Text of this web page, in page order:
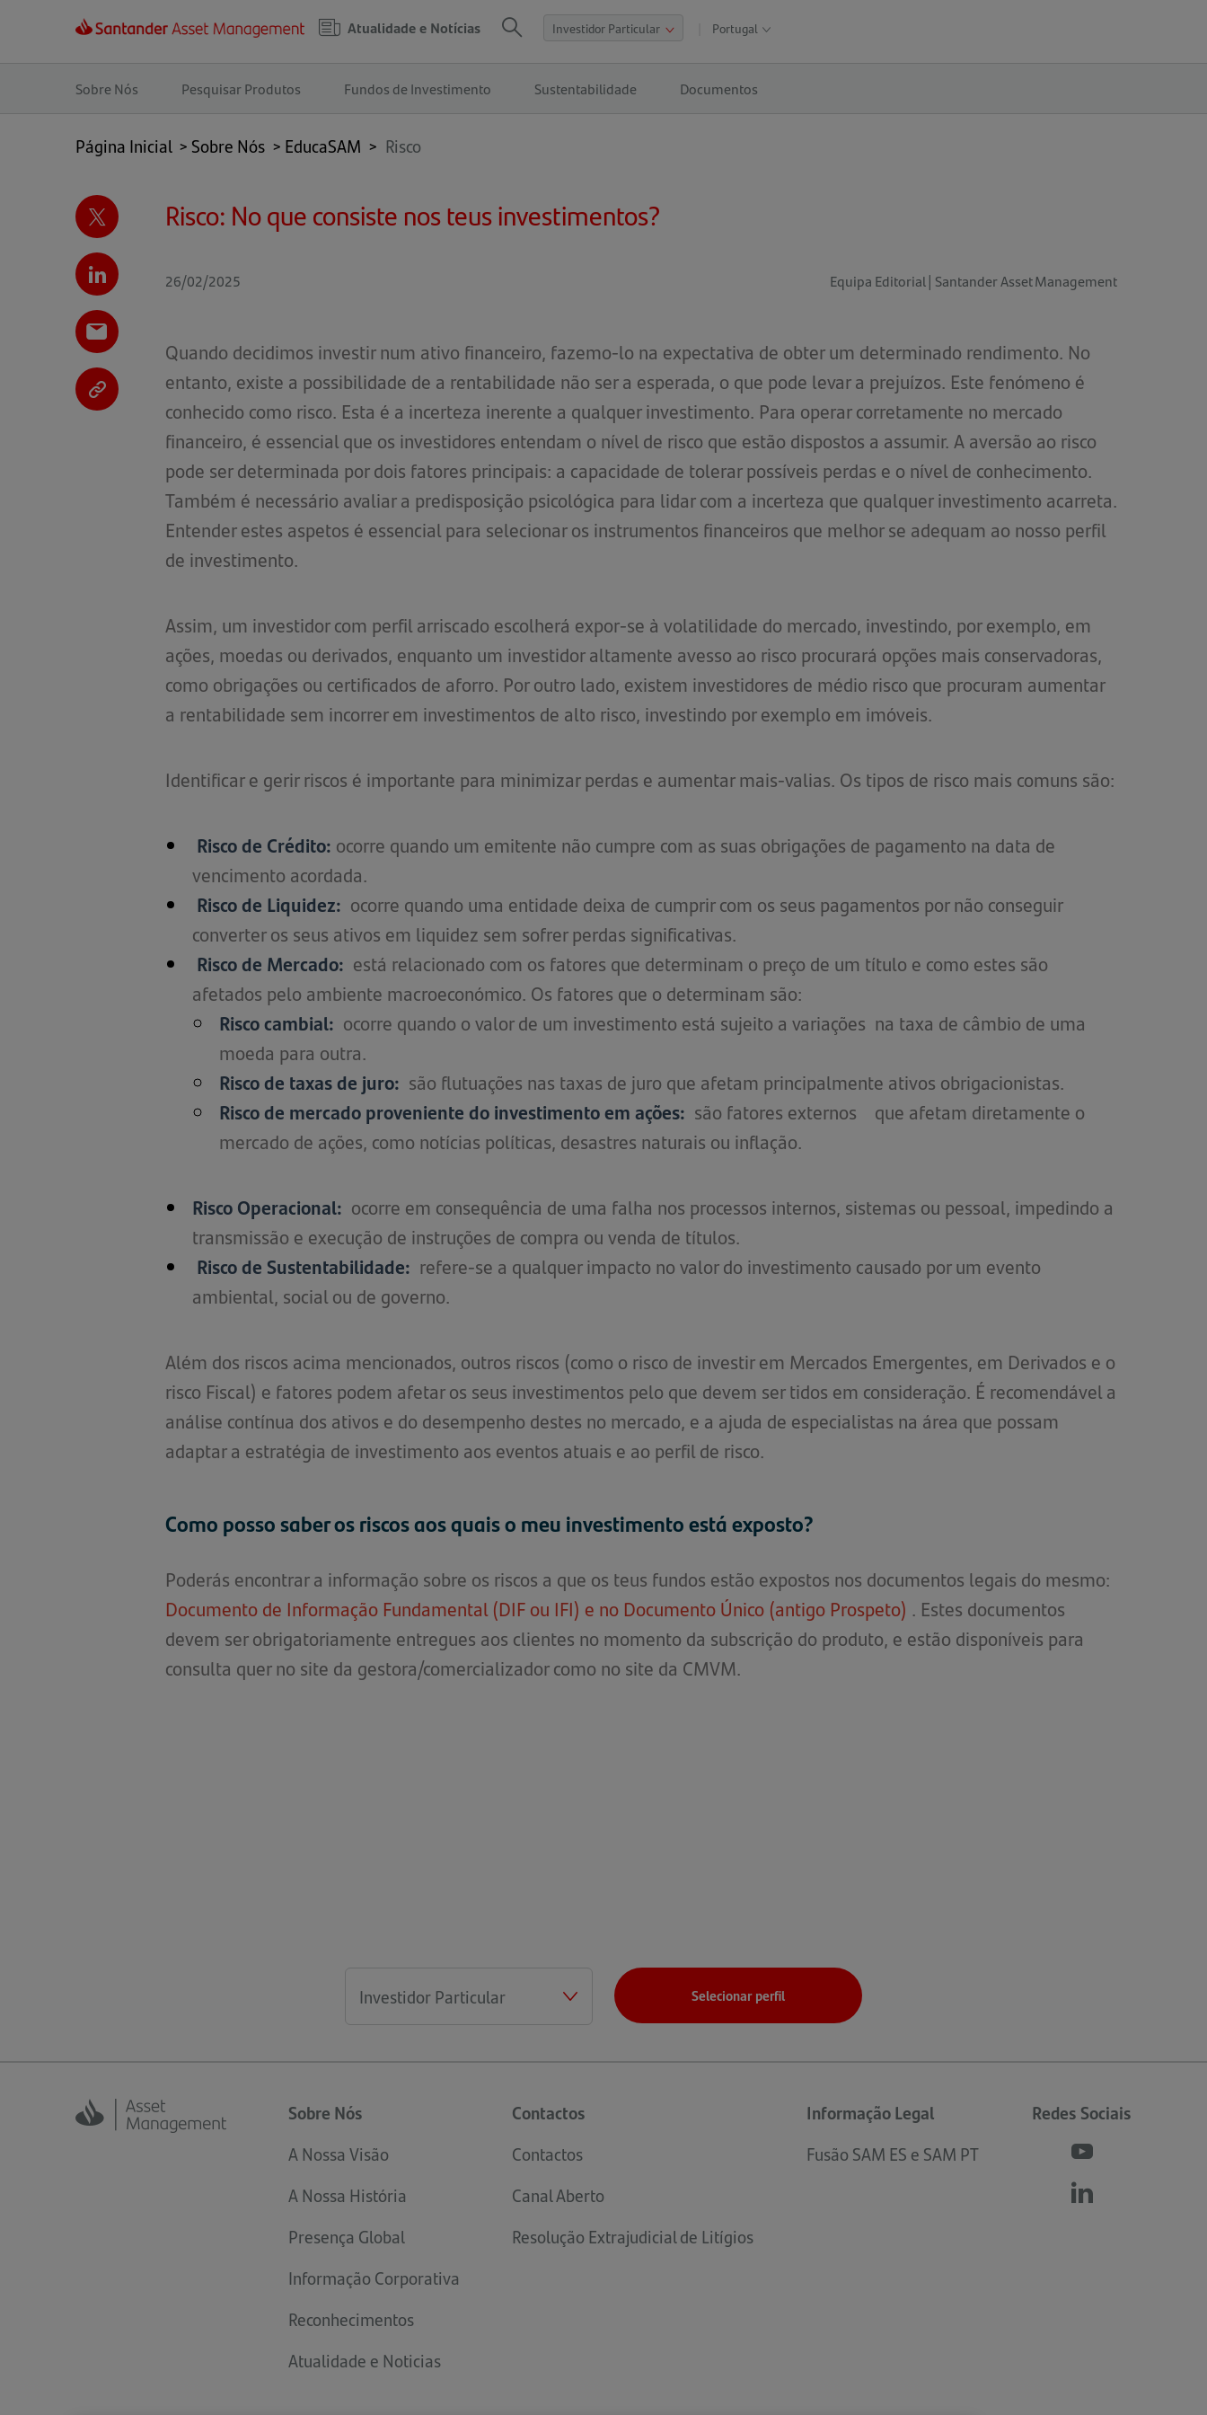
Atualidade e Notícias
Portugal
Abrir
Sobre Nós Pesquisar Produtos Fundos de Investimento Sustentabilidade Documentos
Página Inicial > Sobre Nós > EducaSAM > Risco
Risco: No que consiste nos teus investimentos?
26/02/2025 Equipa Editorial | Santander Asset Management
Quando decidimos investir num ativo financeiro, fazemo-lo na expectativa de obter um determinado rendimento. No
entanto, existe a possibilidade de a rentabilidade não ser a esperada, o que pode levar a prejuízos. Este fenómeno é
conhecido como risco. Esta é a incerteza inerente a qualquer investimento. Para operar corretamente no mercado
financeiro, é essencial que os investidores entendam o nível de risco que estão dispostos a assumir. A aversão ao risco
pode ser determinada por dois fatores principais: a capacidade de tolerar possíveis perdas e o nível de conhecimento.
Também é necessário avaliar a predisposição psicológica para lidar com a incerteza que qualquer investimento acarreta.
Entender estes aspetos é essencial para selecionar os instrumentos financeiros que melhor se adequam ao nosso perfil
de investimento.
Assim, um investidor com perfil arriscado escolherá expor-se à volatilidade do mercado, investindo, por exemplo, em
ações, moedas ou derivados, enquanto um investidor altamente avesso ao risco procurará opções mais conservadoras,
como obrigações ou certificados de aforro. Por outro lado, existem investidores de médio risco que procuram aumentar
a rentabilidade sem incorrer em investimentos de alto risco, investindo por exemplo em imóveis.
Identificar e gerir riscos é importante para minimizar perdas e aumentar mais-valias. Os tipos de risco mais comuns são:
Risco de Crédito: ocorre quando um emitente não cumpre com as suas obrigações de pagamento na data de
vencimento acordada.
Risco de Liquidez: ocorre quando uma entidade deixa de cumprir com os seus pagamentos por não conseguir
converter os seus ativos em liquidez sem sofrer perdas significativas.
Risco de Mercado: está relacionado com os fatores que determinam o preço de um título e como estes são
afetados pelo ambiente macroeconómico. Os fatores que o determinam são:
Risco cambial: ocorre quando o valor de um investimento está sujeito a variações na taxa de câmbio de uma
moeda para outra.
Risco de taxas de juro: são flutuações nas taxas de juro que afetam principalmente ativos obrigacionistas.
Risco de mercado proveniente do investimento em ações: são fatores externos que afetam diretamente o
mercado de ações, como notícias políticas, desastres naturais ou inflação.
Risco Operacional: ocorre em consequência de uma falha nos processos internos, sistemas ou pessoal, impedindo a
transmissão e execução de instruções de compra ou venda de títulos.
Risco de Sustentabilidade: refere-se a qualquer impacto no valor do investimento causado por um evento
ambiental, social ou de governo.
Além dos riscos acima mencionados, outros riscos (como o risco de investir em Mercados Emergentes, em Derivados e o
risco Fiscal) e fatores podem afetar os seus investimentos pelo que devem ser tidos em consideração. É recomendável a
análise contínua dos ativos e do desempenho destes no mercado, e a ajuda de especialistas na área que possam
adaptar a estratégia de investimento aos eventos atuais e ao perfil de risco.
Como posso saber os riscos aos quais o meu investimento está exposto?
Poderás encontrar a informação sobre os riscos a que os teus fundos estão expostos nos documentos legais do mesmo:
Documento de Informação Fundamental (DIF ou IFI) e no Documento Único (antigo Prospeto) (abre
numa
. Estes documentos
devem ser obrigatoriamente entregues aos clientes no momento da subscrição do produto, e estão disponíveis para
consulta quer no site da gestora/comercializador como no site da CMVM.
Selecionar perfil
Sobre Nós
A Nossa Visão
A Nossa História
Presença Global
Informação Corporativa
Reconhecimentos
Atualidade e Noticias
Contactos
Contactos
Canal Aberto
Resolução Extrajudicial de Litígios
Informação Legal
Fusão SAM ES e SAM PT
Redes Sociais
Siga-
youtube
(abre
nova
Siga-
(abre